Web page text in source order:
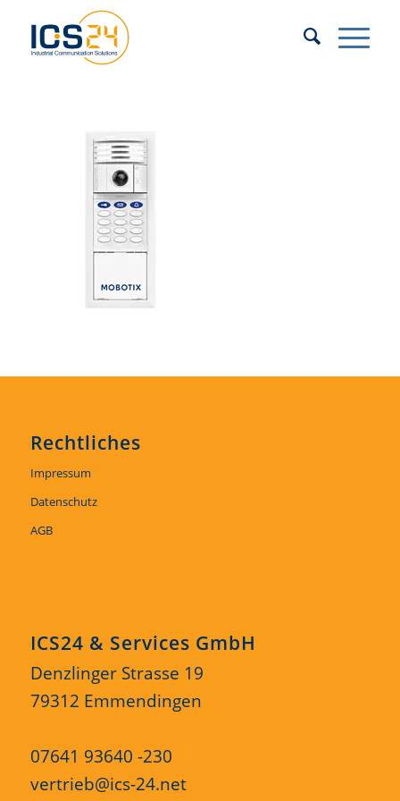
Rechtliches
Impressum
Datenschutz
AGB
ICS24 & Services GmbH
Denzlinger Strasse 19
79312 Emmendingen
07641 93640 -230
vertrieb@ics-24.net